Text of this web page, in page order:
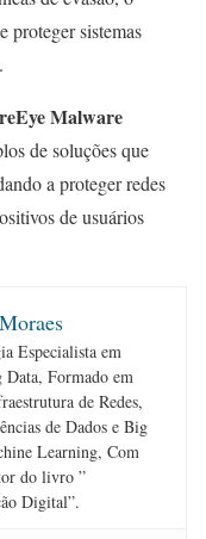
proteger sistemas
Malware
de soluções que
a proteger redes
de usuários
Especialista em
Data, Formado em
de Redes,
de Dados e Big
Learning, Com
do livro ”
Digital”.